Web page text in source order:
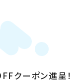
クーポン進呈！